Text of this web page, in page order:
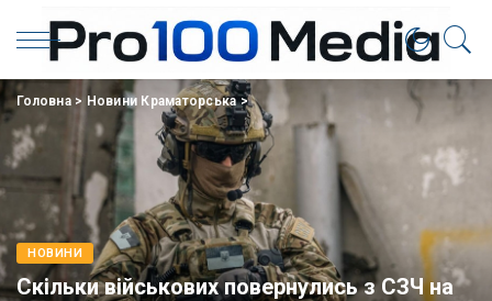
Головна> Новини Краматорська>
НОВИНИ
Скільки військових повернулись з СЗЧ на